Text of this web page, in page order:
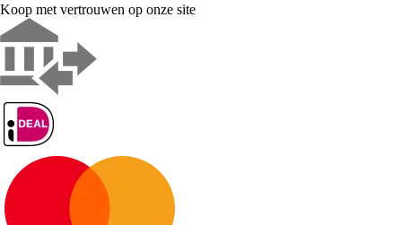
Koop met vertrouwen op onze site